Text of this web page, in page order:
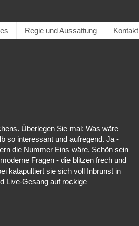
Regie und Aussattung Kontakt
Überlegen Sie mal: Was wäre
so interessant und aufregend. Ja -
die Nummer Eins wäre. Schön sein
Fragen - die blitzen frech und
katapultiert sie sich voll Inbrunst in
Live-Gesang auf rockige